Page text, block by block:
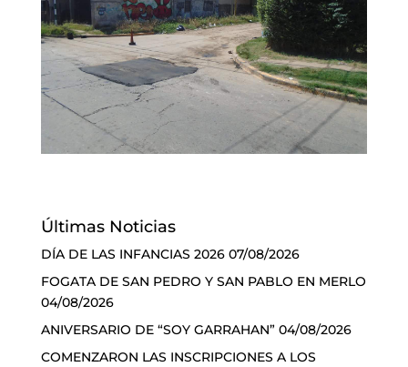
Últimas Noticias
DÍA DE LAS INFANCIAS 2026 07/08/2026
FOGATA DE SAN PEDRO Y SAN PABLO EN MERLO
04/08/2026
ANIVERSARIO DE “SOY GARRAHAN” 04/08/2026
COMENZARON LAS INSCRIPCIONES A LOS